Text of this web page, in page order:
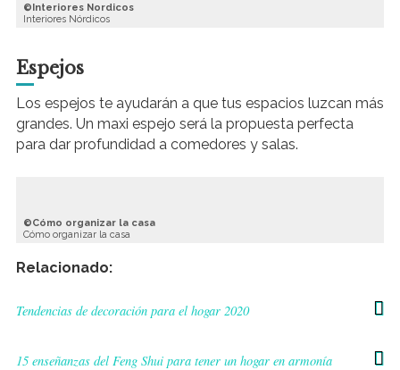
Interiores Nordicos
Interiores Nórdicos
Espejos
Los espejos te ayudarán a que tus espacios luzcan más
grandes. Un maxi espejo será la propuesta perfecta
para dar profundidad a comedores y salas.
Cómo organizar la casa
Cómo organizar la casa
Relacionado:
Tendencias de decoración para el hogar 2020
15 enseñanzas del Feng Shui para tener un hogar en armonía